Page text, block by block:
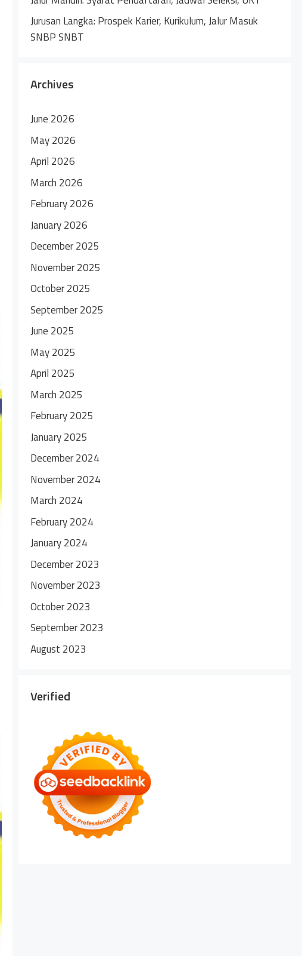
Jurusan Langka: Prospek Karier, Kurikulum, Jalur Masuk
SNBP SNBT
Archives
June 2026
May 2026
April 2026
March 2026
February 2026
January 2026
December 2025
November 2025
October 2025
September 2025
June 2025
May 2025
April 2025
March 2025
February 2025
January 2025
December 2024
November 2024
March 2024
February 2024
January 2024
December 2023
November 2023
October 2023
September 2023
August 2023
Verified